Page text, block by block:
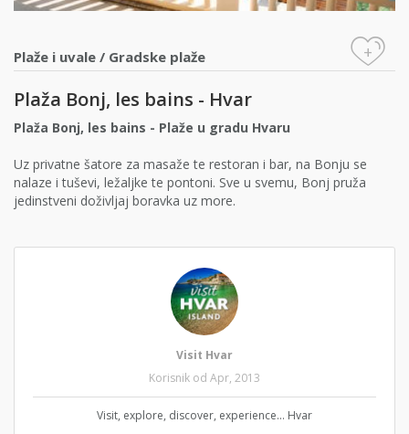
Plaže i uvale / Gradske plaže +
Plaža Bonj, les bains - Hvar
Plaža Bonj, les bains - Plaže u gradu Hvaru
Uz privatne šatore za masaže te restoran i bar, na Bonju se
nalaze i tuševi, ležaljke te pontoni. Sve u svemu, Bonj pruža
jedinstveni doživljaj boravka uz more.
Visit Hvar
Korisnik od Apr, 2013
Visit, explore, discover, experience... Hvar